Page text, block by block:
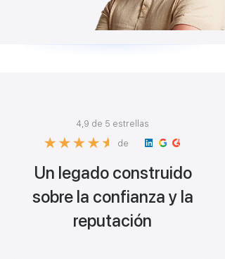
4,9 de 5 estrellas
de
Un legado construido
sobre la confianza y la
reputación